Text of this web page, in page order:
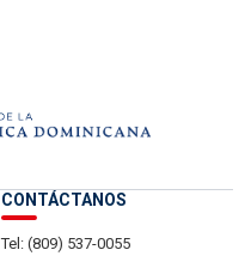
CONTÁCTANOS
Tel: (809) 537-0055